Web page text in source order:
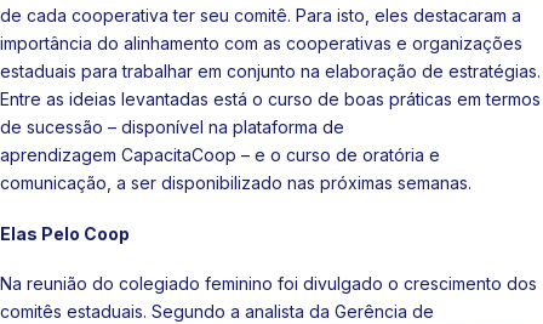
de cada cooperativa ter seu comitê. Para isto, eles destacaram a
importância do alinhamento com as cooperativas e organizações
estaduais para trabalhar em conjunto na elaboração de estratégias.
Entre as ideias levantadas está o curso de boas práticas em termos
de sucessão – disponível na plataforma de
aprendizagem CapacitaCoop – e o curso de oratória e
comunicação, a ser disponibilizado nas próximas semanas.
Elas Pelo Coop
Na reunião do colegiado feminino foi divulgado o crescimento dos
comitês estaduais. Segundo a analista da Gerência de